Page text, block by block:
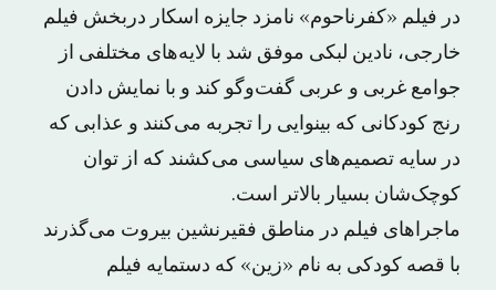
در فیلم «کفرناحوم» نامزد جایزه اسکار دربخش فیلم
خارجی، نادین لبکی موفق شد با لایه‌های مختلفی از
جوامع غربی و عربی گفت‌وگو کند و با نمایش دادن
رنج کودکانی که بینوایی را تجربه می‌کنند و عذابی که
در سایه تصمیم‌های سیاسی می‌کشند که از توان
کوچک‌شان بسیار بالاتر است.
ماجراهای فیلم در مناطق فقیرنشین بیروت می‌گذرند
با قصه کودکی به نام «زین» که دستمایه فیلم